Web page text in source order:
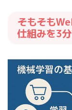
そもそも
仕組みを3